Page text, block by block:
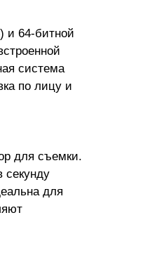
и 64-битной
система
по лицу и
для съемки.
секунду
для